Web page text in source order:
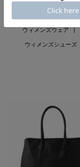
ウィメンズウェア
ウィメンズシューズ